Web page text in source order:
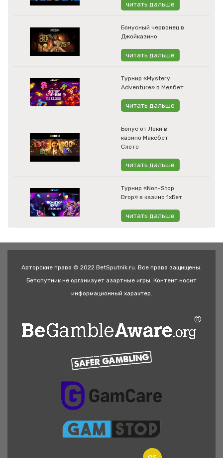
читать дальше
Бонусный червонец в
Джойказино
читать дальше
Турнир «Mystery
Adventure» в Мелбет
читать дальше
Бонус от Локи в
казино Максбет
Слотс
читать дальше
Турнир «Non-Stop
Drop» в казино 1хБет
читать дальше
Авторские права © 2022 BetSputnik.ru. Все права защищены.
Бетспутник не организует азартные игры. Контент носит
информационный характер.